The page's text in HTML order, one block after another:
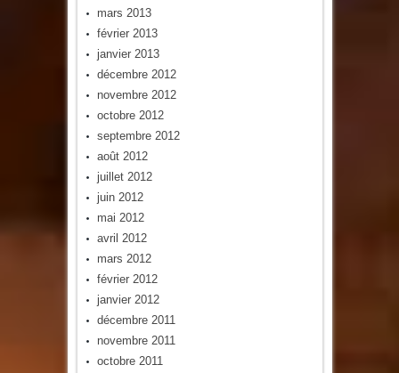
mars 2013
février 2013
janvier 2013
décembre 2012
novembre 2012
octobre 2012
septembre 2012
août 2012
juillet 2012
juin 2012
mai 2012
avril 2012
mars 2012
février 2012
janvier 2012
décembre 2011
novembre 2011
octobre 2011